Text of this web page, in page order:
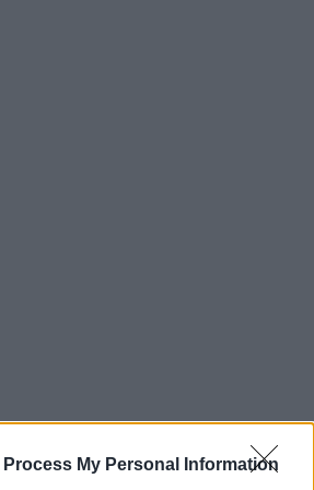
Process My Personal Information